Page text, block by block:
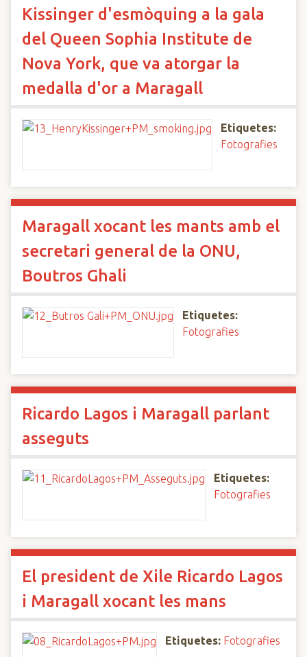
Kissinger d'esmòquing a la gala
del Queen Sophia Institute de
Nova York, que va atorgar la
medalla d'or a Maragall
Etiquetes:
Fotografies
Maragall xocant les mants amb el
secretari general de la ONU,
Boutros Ghali
Etiquetes:
Fotografies
Ricardo Lagos i Maragall parlant
asseguts
Etiquetes:
Fotografies
El president de Xile Ricardo Lagos
i Maragall xocant les mans
Etiquetes: Fotografies